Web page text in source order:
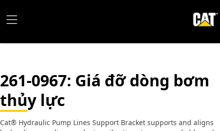
261-0967: Giá đỡ dòng bơm
thủy lực
Cat® Hydraulic Pump Lines Support Bracket supports and aligns